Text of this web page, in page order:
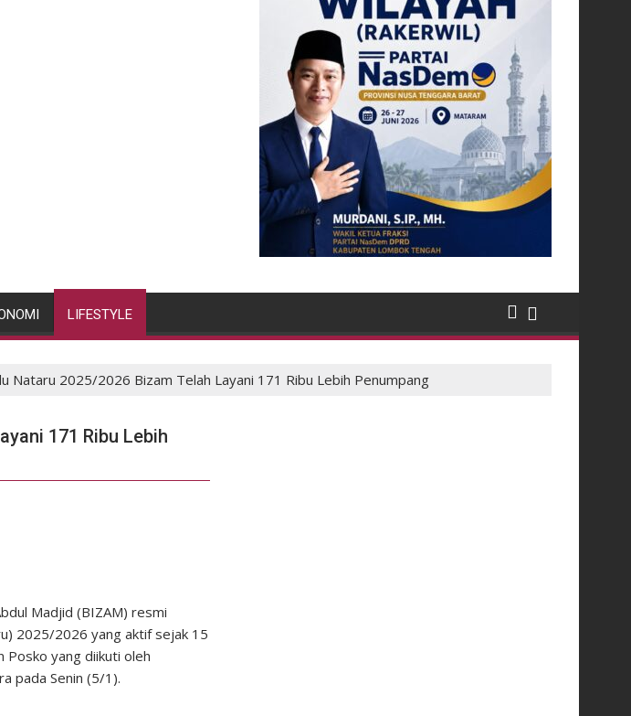
LIFESTYLE
Nataru 2025/2026 Bizam Telah Layani 171 Ribu Lebih Penumpang
171 Ribu Lebih
Madjid (BIZAM) resmi
2025/2026 yang aktif sejak 15
Posko yang diikuti oleh
pada Senin (5/1).